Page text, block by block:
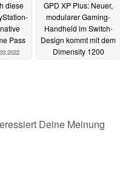
diese
Pass
GPD XP Plus: Neuer,
modularer Gaming-
Handheld im Switch-
Design kommt mit dem
Dimensity 1200
Deine Meinung